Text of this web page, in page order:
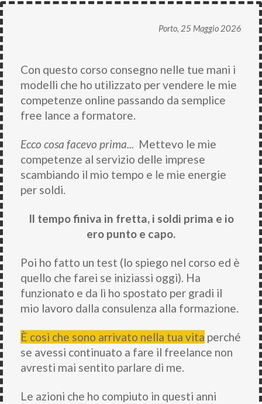
Porto, 25 Maggio 2026
Con questo corso consegno nelle tue mani i
modelli che ho utilizzato per vendere le mie
competenze online passando da semplice
free lance a formatore.
Ecco cosa facevo prima... Mettevo le mie
competenze al servizio delle imprese
scambiando il mio tempo e le mie energie
per soldi.
Il tempo finiva in fretta, i soldi prima e io
ero punto e capo.
Poi ho fatto un test (lo spiego nel corso ed è
quello che farei se iniziassi oggi). Ha
funzionato e da lì ho spostato per gradi il
mio lavoro dalla consulenza alla formazione.
È così che sono arrivato nella tua vita perché
se avessi continuato a fare il freelance non
avresti mai sentito parlare di me.
Le azioni che ho compiuto in questi anni